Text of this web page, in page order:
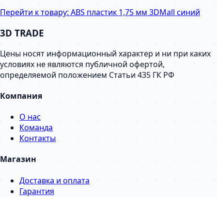
Перейти к товару: ABS пластик 1,75 мм 3DMall синий
3D TRADE
Цены носят информационный характер и ни при каких
условиях не являются публичной офертой,
определяемой положением Статьи 435 ГК РФ
Компания
О нас
Команда
Контакты
Магазин
Доставка и оплата
Гарантия